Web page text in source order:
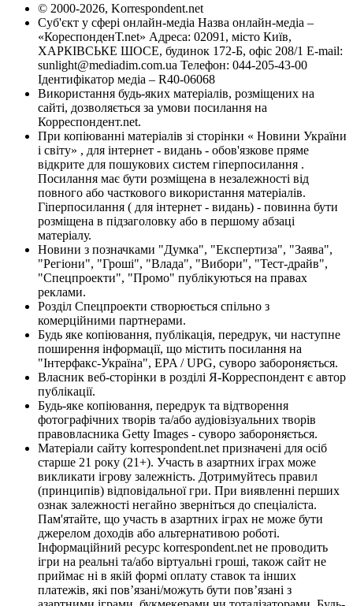
© 2000-2026, Korrespondent.net
Суб'єкт у сфері онлайн-медіа Назва онлайн-медіа –
«КореспонденТ.net» Адреса: 02091, місто Київ,
ХАРКІВСЬКЕ ШОСЕ, будинок 172-Б, офіс 208/1 E-mail:
sunlight@mediadim.com.ua Телефон: 044-205-43-00
Ідентифікатор медіа – R40-06068
Використання будь-яких матеріалів, розміщених на
сайті, дозволяється за умови посилання на
Корреспондент.net.
При копіюванні матеріалів зі сторінки « Новини України
і світу» , для інтернет - видань - обов'язкове пряме
відкрите для пошукових систем гіперпосилання .
Посилання має бути розміщена в незалежності від
повного або часткового використання матеріалів.
Гіперпосилання ( для інтернет - видань) - повинна бути
розміщена в підзаголовку або в першому абзаці
матеріалу.
Новини з позначками "Думка", "Експертиза", "Заява",
"Регіони", "Гроші", "Влада", "Вибори", "Тест-драйв",
"Спецпроекти", "Промо" публікуються на правах
реклами.
Розділ Спецпроекти створюється спільно з
комерційними партнерами.
Будь яке копіювання, публікація, передрук, чи наступне
поширення інформації, що містить посилання на
"Інтерфакс-Україна", EPA / UPG, суворо забороняється.
Власник веб-сторінки в розділі Я-Корреспондент є автор
публікації.
Будь-яке копіювання, передрук та відтворення
фотографічних творів та/або аудіовізуальних творів
правовласника Getty Images - суворо забороняється.
Матеріали сайту korrespondent.net призначені для осіб
старше 21 року (21+). Участь в азартних іграх може
викликати ігрову залежність. Дотримуйтесь правил
(принципів) відповідальної гри. При виявленні перших
ознак залежності негайно зверніться до спеціаліста.
Пам'ятайте, що участь в азартних іграх не може бути
джерелом доходів або альтернативою роботі.
Інформаційний ресурс korrespondent.net не проводить
ігри на реальні та/або віртуальні гроші, також сайт не
приймає ні в якій формі оплату ставок та інших
платежів, які пов’язані/можуть бути пов’язані з